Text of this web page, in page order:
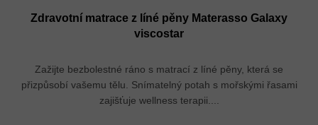
Zdravotní matrace z líné pěny Materasso Galaxy
viscostar
Zažijte bezbolestné ráno s matrací z líné pěny, která se
přizpůsobí vašemu tělu. Snímatelný potah s mořskými řasami
zajišťuje wellness terapii....